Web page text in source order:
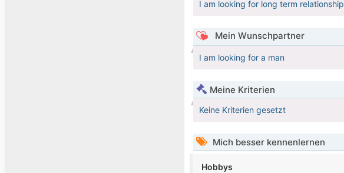
I am looking for long term relationship
Mein Wunschpartner
I am looking for a man
Meine Kriterien
Keine Kriterien gesetzt
Mich besser kennenlernen
Hobbys